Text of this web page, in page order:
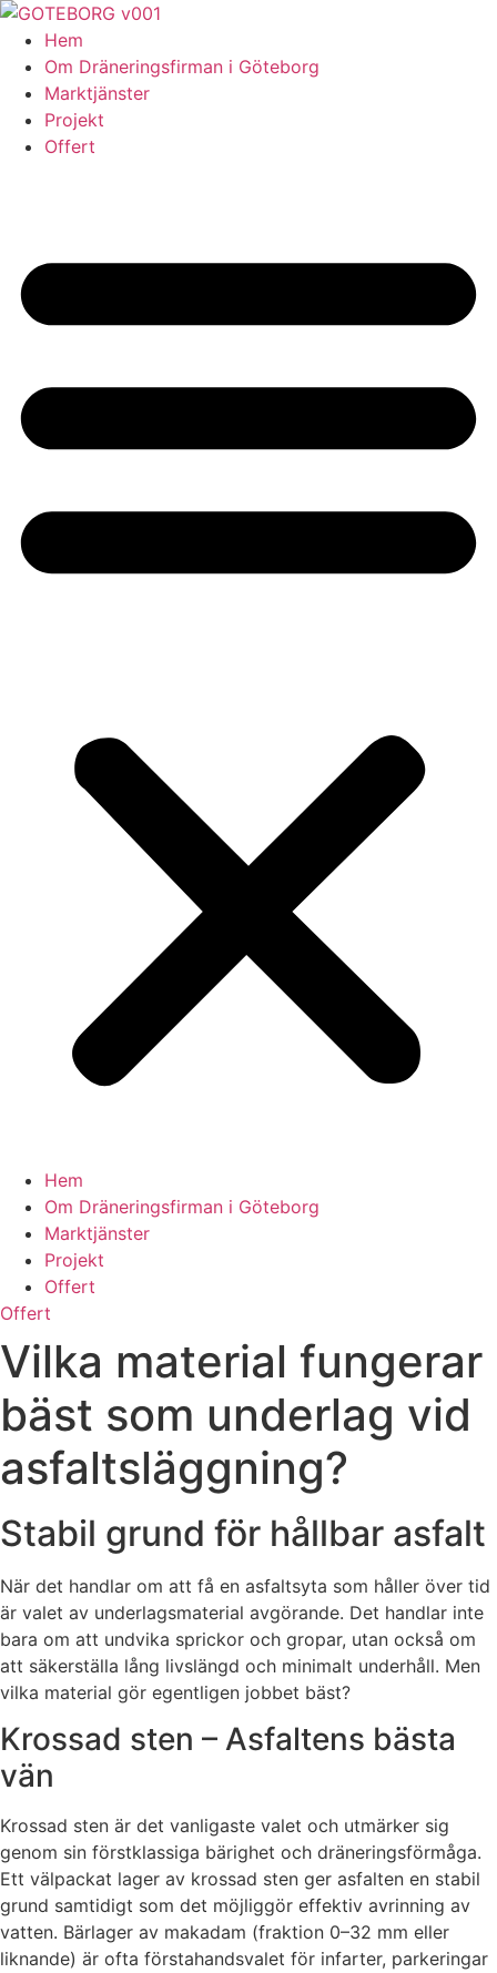
Skip
content
Hem
Om Dräneringsfirman i Göteborg
Marktjänster
Projekt
Offert
Hem
Om Dräneringsfirman i Göteborg
Marktjänster
Projekt
Offert
Offert
Vilka material fungerar
bäst som underlag vid
asfaltsläggning?
Stabil grund för hållbar asfalt
När det handlar om att få en asfaltsyta som håller över tid
är valet av underlagsmaterial avgörande. Det handlar inte
bara om att undvika sprickor och gropar, utan också om
att säkerställa lång livslängd och minimalt underhåll. Men
vilka material gör egentligen jobbet bäst?
Krossad sten – Asfaltens bästa
vän
Krossad sten är det vanligaste valet och utmärker sig
genom sin förstklassiga bärighet och dräneringsförmåga.
Ett välpackat lager av krossad sten ger asfalten en stabil
grund samtidigt som det möjliggör effektiv avrinning av
vatten. Bärlager av makadam (fraktion 0–32 mm eller
liknande) är ofta förstahandsvalet för infarter, parkeringar